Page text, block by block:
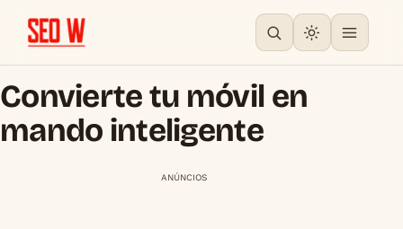
Convierte tu móvil en
mando inteligente
ANÚNCIOS